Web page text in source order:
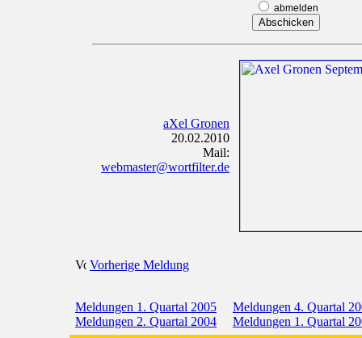
abmelden
aXel Gronen
20.02.2010
Mail:
webmaster@wortfilter.de
Vorherige Meldung
Meldungen 1. Quartal 2005
Meldungen 4. Quartal
Meldungen 2. Quartal 2004
Meldungen 1. Quartal